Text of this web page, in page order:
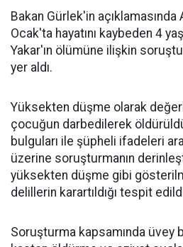
Bakan Gürlek'in
Ocak'ta hayatını kaybeden 4
Yakar'ın ölümüne ilişkin
yer aldı.
Yüksekten düşme olarak
çocuğun darbedilerek
bulguları ile şüpheli ifadeleri
üzerine soruşturmanın
yüksekten düşme gibi
delillerin karartıldığı tespit
Soruşturma kapsamında üvey